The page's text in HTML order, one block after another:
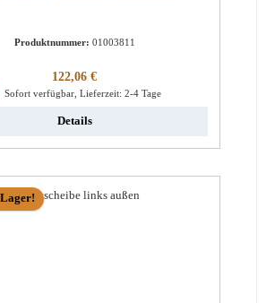
Produktnummer: 01003811
Regulärer Preis:
122,06 €
Sofort verfügbar, Lieferzeit: 2-4 Tage
Details